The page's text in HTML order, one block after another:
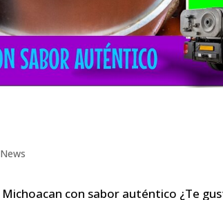
News
con sabor auténtico ¿Te